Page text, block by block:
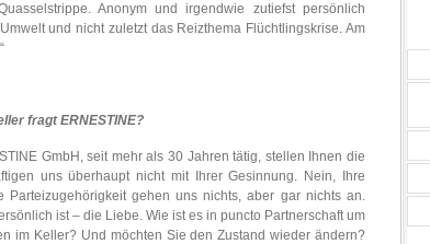
Anonym und irgendwie zutiefst persönlich
und nicht zuletzt das Reizthema Flüchtlingskrise. Am
fragt ERNESTINE?
GmbH, seit mehr als 30 Jahren tätig, stellen Ihnen die
uns überhaupt nicht mit Ihrer Gesinnung. Nein, Ihre
Parteizugehörigkeit gehen uns nichts, aber gar nichts an.
ist – die Liebe. Wie ist es in puncto Partnerschaft um
im Keller? Und möchten Sie den Zustand wieder ändern?